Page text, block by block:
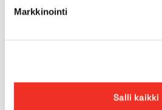
Markkinointi
Salli kaikki
backtagningsförmåga